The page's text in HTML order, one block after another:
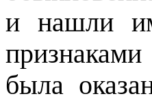
и нашли
была